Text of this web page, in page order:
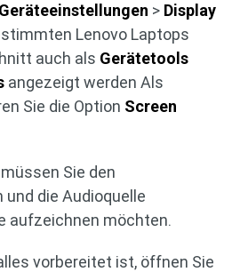
> Display
Lenovo Laptops
auch als Gerätetools
angezeigt werden Als
Sie die Option Screen
Sie den
die Audioquelle
aufzeichnen möchten.
vorbereitet ist, öffnen Sie